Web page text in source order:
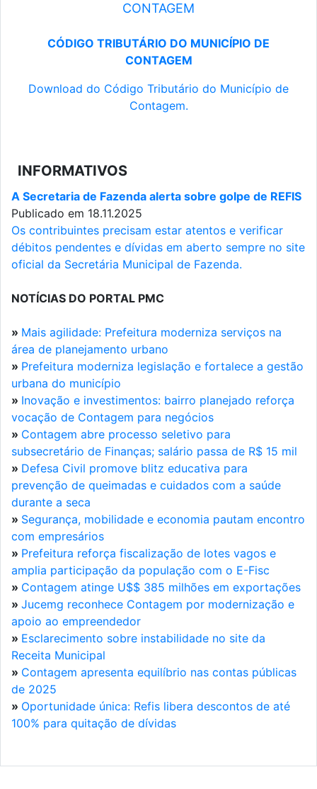
CONTAGEM
CÓDIGO TRIBUTÁRIO DO MUNICÍPIO DE
CONTAGEM
Download do Código Tributário do Município de
Contagem.
INFORMATIVOS
A Secretaria de Fazenda alerta sobre golpe de REFIS
Publicado em 18.11.2025
Os contribuintes precisam estar atentos e verificar
débitos pendentes e dívidas em aberto sempre no site
oficial da Secretária Municipal de Fazenda.
NOTÍCIAS DO PORTAL PMC
» Mais agilidade: Prefeitura moderniza serviços na
área de planejamento urbano
» Prefeitura moderniza legislação e fortalece a gestão
urbana do município
» Inovação e investimentos: bairro planejado reforça
vocação de Contagem para negócios
» Contagem abre processo seletivo para
subsecretário de Finanças; salário passa de R$ 15 mil
» Defesa Civil promove blitz educativa para
prevenção de queimadas e cuidados com a saúde
durante a seca
» Segurança, mobilidade e economia pautam encontro
com empresários
» Prefeitura reforça fiscalização de lotes vagos e
amplia participação da população com o E-Fisc
» Contagem atinge U$$ 385 milhões em exportações
» Jucemg reconhece Contagem por modernização e
apoio ao empreendedor
» Esclarecimento sobre instabilidade no site da
Receita Municipal
» Contagem apresenta equilíbrio nas contas públicas
de 2025
» Oportunidade única: Refis libera descontos de até
100% para quitação de dívidas